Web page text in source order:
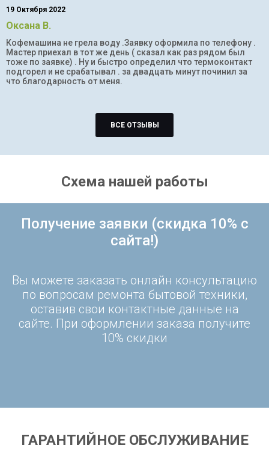
19 Октября 2022
Оксана В.
Кофемашина не грела воду .Заявку оформила по телефону .
Мастер приехал в тот же день ( сказал как раз рядом был
тоже по заявке) . Ну и быстро определил что термоконтакт
подгорел и не срабатывал . за двадцать минут починил за
что благодарность от меня.
ВСЕ ОТЗЫВЫ
Схема нашей работы
Получение заявки (скидка 10% с
сайта!)
Вы можете заказать онлайн консультацию
по вопросам ремонта бытовой техники,
оставив свои контактные данные на
сайте. При оформлении заказа получите
10% скидки
ГАРАНТИЙНОЕ ОБСЛУЖИВАНИЕ